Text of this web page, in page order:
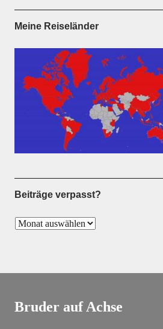
Meine Reiseländer
Beiträge verpasst?
Bruder auf Achse